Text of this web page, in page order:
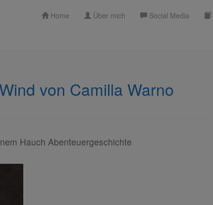
Home Über mich Social Media
von Camilla Warno
Hauch Abenteuergeschichte